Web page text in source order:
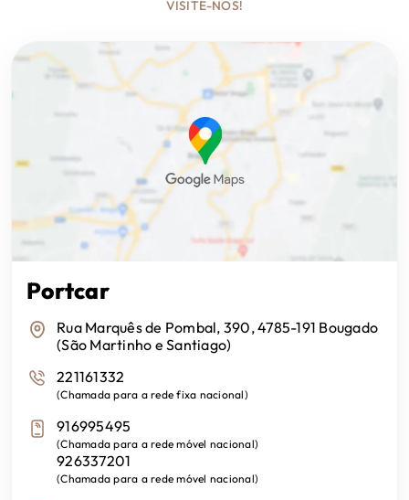
VISITE-NOS!
Portcar
Rua Marquês de Pombal, 390, 4785-191 Bougado
(São Martinho e Santiago)
221161332
(Chamada para a rede fixa nacional)
916995495
(Chamada para a rede móvel nacional)
926337201
(Chamada para a rede móvel nacional)